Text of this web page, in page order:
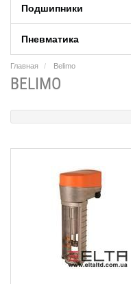
Подшипники
Пневматика
Главная Belimo
BELIMO